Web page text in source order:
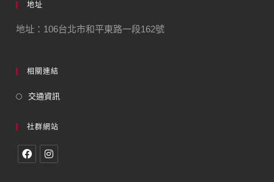
地址
地址：106台北市和平東路一段162號
相關連結
交通資訊
社群網站